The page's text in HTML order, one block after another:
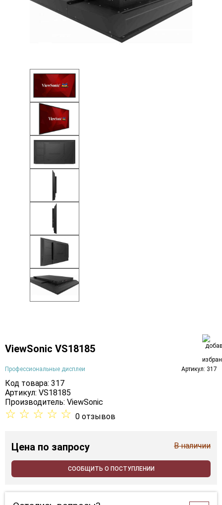
ViewSonic VS18185
Профессиональные дисплеи Артикул: 317
Код товара: 317
Артикул: VS18185
Производитель: ViewSonic
☆ ☆ ☆ ☆ ☆ 0 отзывов
Цена по запросу В наличии
СООБЩИТЬ О ПОСТУПЛЕНИИ